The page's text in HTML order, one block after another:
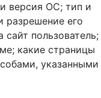
версия ОС; тип и
разрешение его
сайт пользователь;
какие страницы
указанными